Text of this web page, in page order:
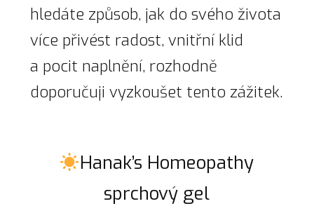
hledáte způsob, jak do svého života
více přivést radost, vnitřní klid
a pocit naplnění, rozhodně
doporučuji vyzkoušet tento zážitek.
Hanak’s Homeopathy
sprchový gel